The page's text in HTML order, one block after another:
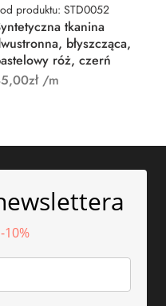
produktu: STD0052
tkanina
błyszcząca,
róż, czerń
zł/m